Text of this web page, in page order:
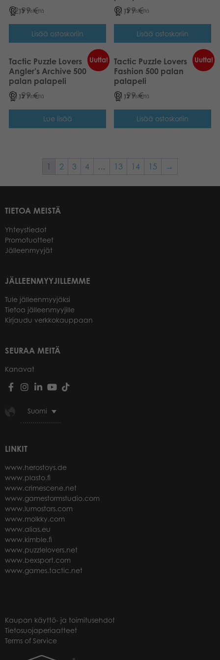
12,99€
13 Pistettä
Lisää ostoskoriin
11,99€
12 Pistettä
Lisää ostoskoriin
Uutta!
Tactic Puzzle Lovers
Angler’s Archive 500
palan palapeli
11,99€
12 Pistettä
Lue lisää
Uutta!
Tactic Puzzle Lovers
Fashion 500 palan
palapeli
11,99€
12 Pistettä
Lisää ostoskoriin
1 2 3 4 … 13 14 15 →
TIETOA MEISTÄ
Yhteystiedot
Promotuotteet
Jälleenmyyjät
JÄLLEENMYYJILLEMME
Tule jälleenmyyjäksi
Tietoa jälleenmyyjille
Kirjaudu verkkokauppaan
SEURAA MEITÄ
Kanavat
Suomi
LINKIT
www.herostoys.de
www.plasto.fi
www.crimescene.net
www.gamestormstudio.com
www.lumostars.com
www.molkky.com
www.alias.eu
www.kimble.fi
www.puzzlelovers.net
www.bexsport.com
www.games.tactic.net
Kaupan käyttö- ja toimitusehdot
Tietosuojaperiaatteet
Terms of Service